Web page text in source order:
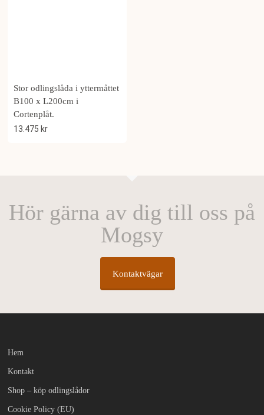
Stor odlingslåda i yttermåttet
B100 x L200cm i
Cortenplåt.
13.475 kr
Hör gärna av dig till oss på
Mogsy
Kontaktvägar
Hem
Kontakt
Shop – köp odlingslådor
Cookie Policy (EU)